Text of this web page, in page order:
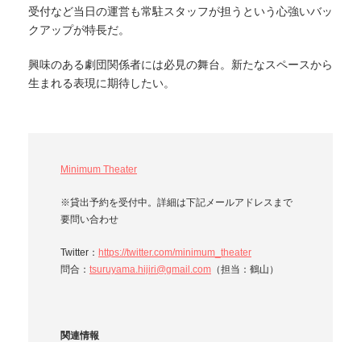
受付など当日の運営も常駐スタッフが担うという心強いバッ
クアップが特長だ。
興味のある劇団関係者には必見の舞台。新たなスペースから
生まれる表現に期待したい。
Minimum Theater
※貸出予約を受付中。詳細は下記メールアドレスまで
要問い合わせ
Twitter： https://twitter.com/minimum_theater
問合： tsuruyama.hijiri@gmail.com （担当：鶴山）
関連情報